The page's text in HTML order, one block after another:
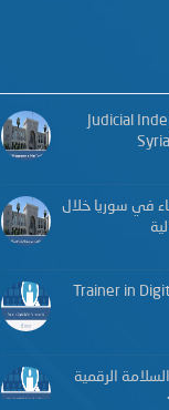
Judicial
في سوريا خلال
Trainer in
الرقمية